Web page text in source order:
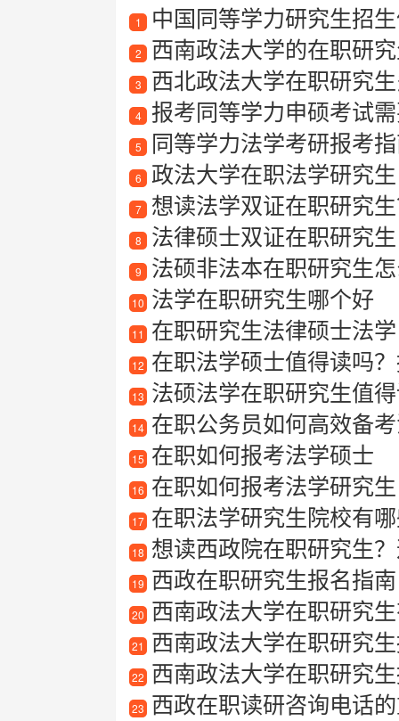
1 中国同等学力研究生招
2 西南政法大学的在职研
3 西北政法大学在职研究
4 报考同等学力申硕考试需要
5 同等学力法学考研报考指
6 政法大学在职法学研究生
7 想读法学双证在职研究
8 法律硕士双证在职研究生
9 法硕非法本在职研究生
10 法学在职研究生哪个好
11 在职研究生法律硕士法学
12 在职法学硕士值得读吗
13 法硕法学在职研究生值
14 在职公务员如何高效备
15 在职如何报考法学硕士
16 在职如何报考法学研究生
17 在职法学研究生院校有
18 想读西政院在职研究生
19 西政在职研究生报名指
20 西南政法大学在职研究生有
21 西南政法大学在职研究
22 西南政法大学在职研究
23 西政在职读研咨询电话